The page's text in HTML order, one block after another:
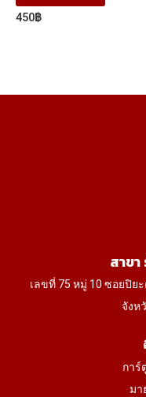
450฿
สาข
เลขที่ 75 หมู่ 10 ซอยปิย
จังห
การ์
มา